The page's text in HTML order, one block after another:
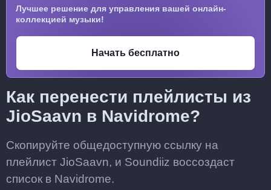
Лучшее решение для управления вашей онлайн-
коллекцией музыки!
Начать бесплатно
Как перенести плейлисты из
JioSaavn в Navidrome?
Скопируйте общедоступную ссылку на
плейлист JioSaavn, и Soundiiz воссоздаст
список в Navidrome.